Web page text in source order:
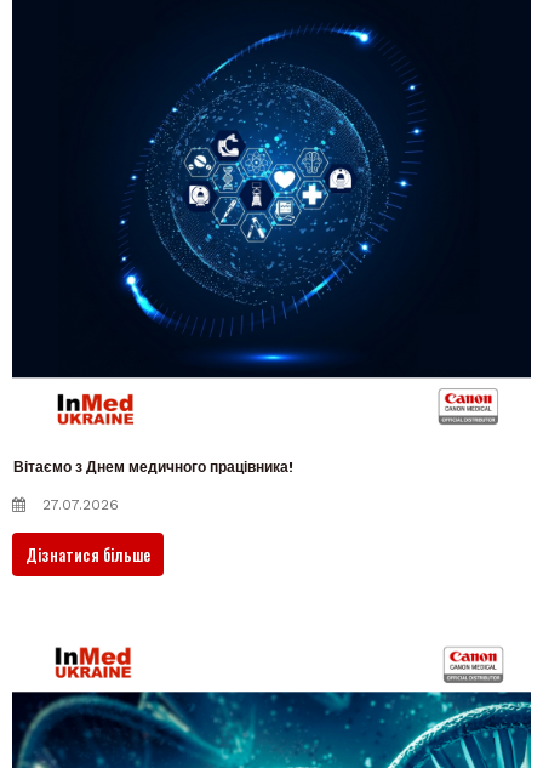
Вітаємо з Днем медичного працівника!
27.07.2026
Дізнатися більше